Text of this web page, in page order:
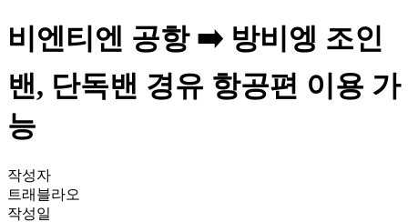
비엔티엔 공항 ➡️ 방비엥 조인
밴, 단독밴 경유 항공편 이용 가
능
작성자
트래블라오
작성일